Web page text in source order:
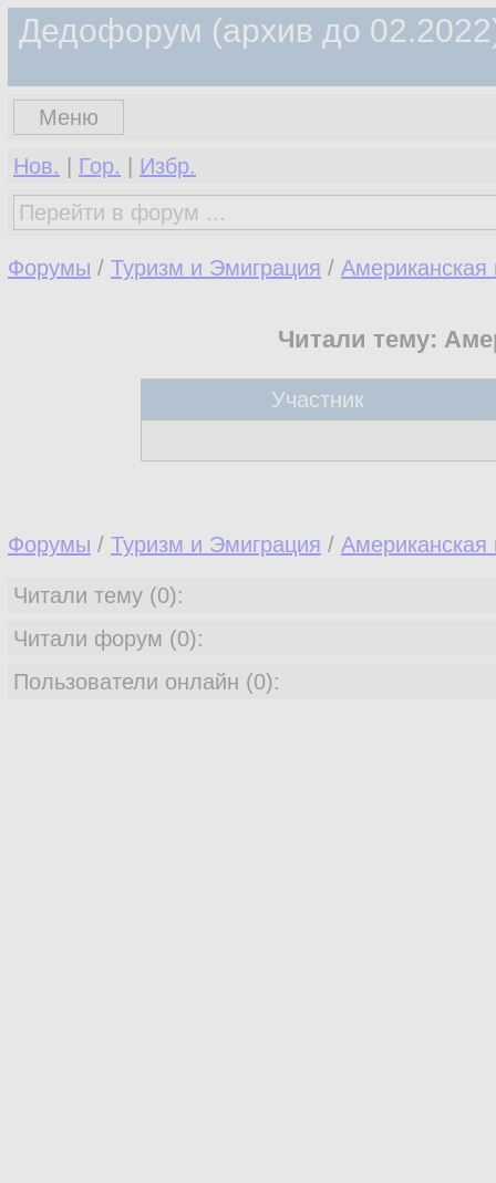
Дедофорум (архив до
Меню
Нов. Гор. Избр.
Форумы / Туризм и Эмиграция / Американская
Читали тему:
Участник
Форумы / Туризм и Эмиграция / Американская
Читали тему (0):
Читали форум (0):
Пользователи онлайн (0):